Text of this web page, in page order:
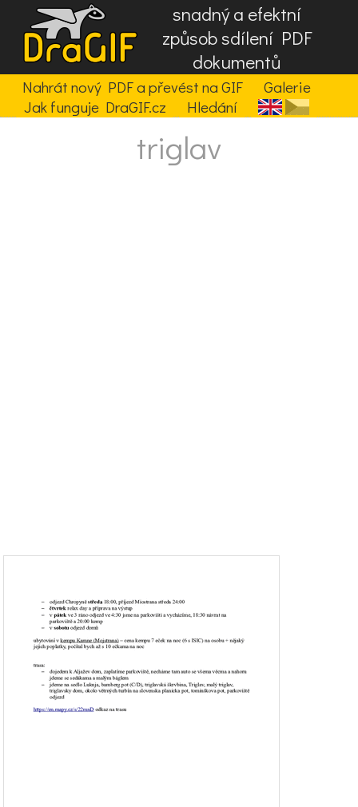
snadný a efektní
způsob sdílení PDF
dokumentů
Nahrát nový PDF a převést na GIF
Galerie
Jak funguje DraGIF.cz
Hledání
triglav